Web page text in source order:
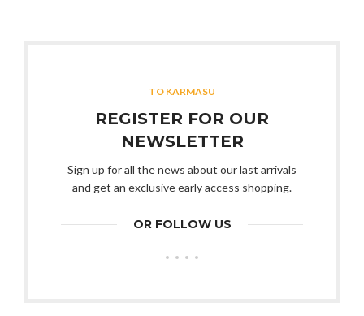
TO KARMASU
REGISTER FOR OUR
NEWSLETTER
Sign up for all the news about our last arrivals
and get an exclusive early access shopping.
OR FOLLOW US